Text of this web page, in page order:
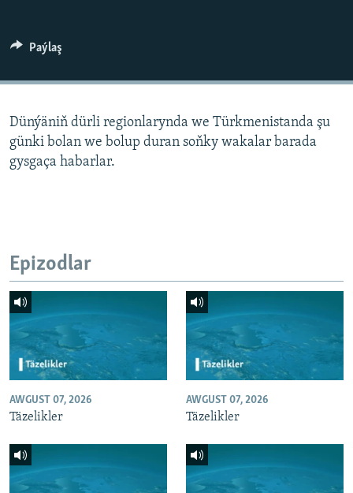
Paýlaş
Dünýäniň dürli regionlarynda we Türkmenistanda şu
günki bolan we bolup duran soňky wakalar barada
gysgaça habarlar.
Epizodlar
AWGUST 07, 2026
Täzelikler
AWGUST 07, 2026
Täzelikler